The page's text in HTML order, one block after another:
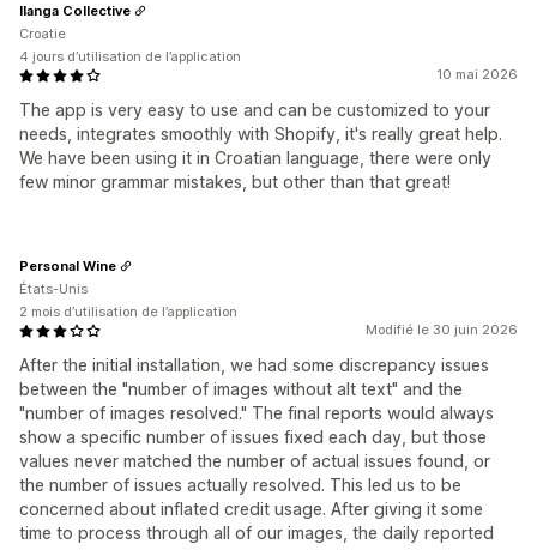
10 mai 2026
The app is very easy to use and can be customized to your
needs, integrates smoothly with Shopify, it's really great help.
We have been using it in Croatian language, there were only
few minor grammar mistakes, but other than that great!
Ilanga Collective
Croatie
4 jours d’utilisation de l’application
Modifié le 30 juin 2026
After the initial installation, we had some discrepancy issues
between the "number of images without alt text" and the
"number of images resolved." The final reports would always
show a specific number of issues fixed each day, but those
values never matched the number of actual issues found, or
the number of issues actually resolved. This led us to be
concerned about inflated credit usage. After giving it some
time to process through all of our images, the daily reported
Personal Wine
États-Unis
2 mois d’utilisation de l’application